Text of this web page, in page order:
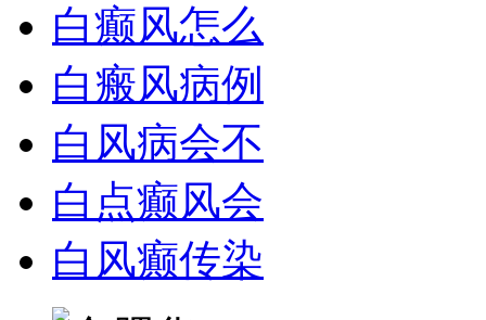
白癫风怎么
白瘢风病例
白风病会不
白点癫风会
白风癫传染